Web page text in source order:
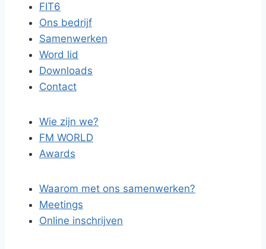
FIT6
Ons bedrijf
Samenwerken
Word lid
Downloads
Contact
Wie zijn we?
FM WORLD
Awards
Waarom met ons samenwerken?
Meetings
Online inschrijven